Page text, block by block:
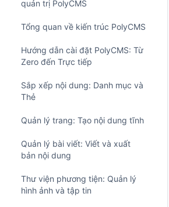
quản trị PolyCMS
Tổng quan về kiến ​​trúc PolyCMS
Hướng dẫn cài đặt PolyCMS: Từ
Zero đến Trực tiếp
Sắp xếp nội dung: Danh mục và
Thẻ
Quản lý trang: Tạo nội dung tĩnh
Quản lý bài viết: Viết và xuất
bản nội dung
Thư viện phương tiện: Quản lý
hình ảnh và tập tin